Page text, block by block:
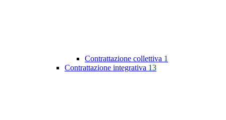
Contrattazione collettiva 1
Contrattazione integrativa 13